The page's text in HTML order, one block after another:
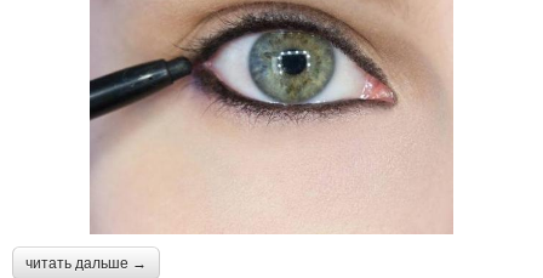
читать дальше →